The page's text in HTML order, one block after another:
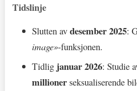
Tidslinje
Slutten av desember 2025:
image»-funksjonen.
Tidlig januar 2026: Studie
millioner seksualiserende